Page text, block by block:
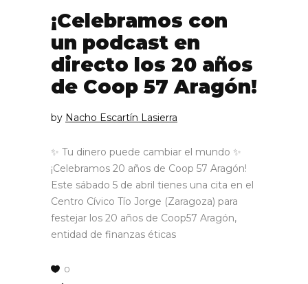
¡Celebramos con
un podcast en
directo los 20 años
de Coop 57 Aragón!
by Nacho Escartín Lasierra
✨ Tu dinero puede cambiar el mundo ✨
¡Celebramos 20 años de Coop 57 Aragón!
Este sábado 5 de abril tienes una cita en el
Centro Cívico Tío Jorge (Zaragoza) para
festejar los 20 años de Coop57 Aragón,
entidad de finanzas éticas
0